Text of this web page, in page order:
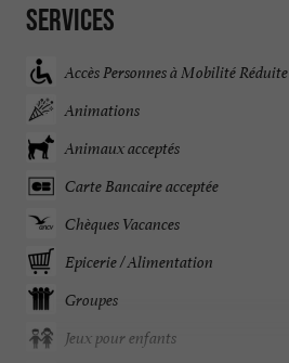
Services
Accès Personnes à Mobilité Réduite
Animations
Animaux acceptés
Carte Bancaire acceptée
Chèques Vacances
Epicerie / Alimentation
Groupes
Jeux pour enfants